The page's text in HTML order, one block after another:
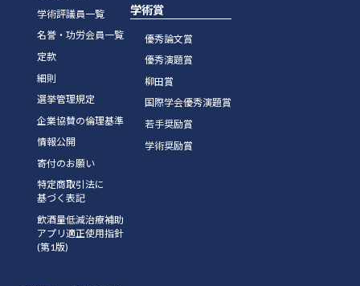
学術評議員一覧
名誉・功労会員一覧
定款
細則
選挙管理規定
企業協賛の倫理基準
情報公開
寄付のお願い
特定商取引法に
基づく表記
飲酒量低減治療補助
アプリ適正使用指針
(第1版)
学術賞
優秀論文賞
優秀演題賞
柳田賞
国際学会優秀演題賞
若手奨励賞
学術奨励賞